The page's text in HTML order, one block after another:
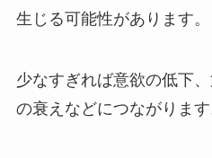
生じる可能性があります。
少なすぎれば意欲の低下
の衰えなどにつながります